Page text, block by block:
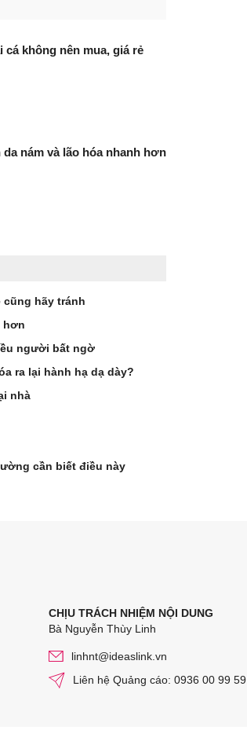
không nên mua, giá rẻ
nám và lão hóa nhanh hơn
cũng hãy tránh
hơn
người bất ngờ
ra lại hành hạ dạ dày?
nhà
cần biết điều này
CHỊU TRÁCH NHIỆM NỘI DUNG
Bà Nguyễn Thùy Linh
linhnt@ideaslink.vn
Liên hệ Quảng cáo: 0936 00 99 59